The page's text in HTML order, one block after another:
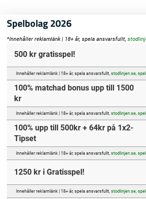
Spelbolag 2026
*Innehåller reklamlänk | 18+ år, spela ansvarsfullt,
500 kr gratisspel!
Innehåller reklamlänk | 18+ år, spela ansvarsfullt, stodlinjen.se,
100% matchad bonus upp till 1500
kr
Innehåller reklamlänk | 18+ år, spela ansvarsfullt, stodlinjen.se,
100% upp till 500kr + 64kr på 1x2-
Tipset
Innehåller reklamlänk | 18+ år, spela ansvarsfullt, stodlinjen.se,
1250 kr i Gratisspel!
Innehåller reklamlänk | 18+ år, spela ansvarsfullt, stodlinjen.se,